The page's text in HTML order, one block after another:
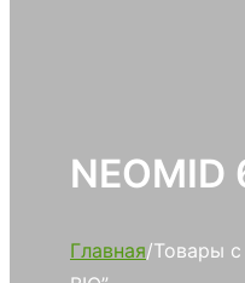
NEOMID
Главная/Товары с